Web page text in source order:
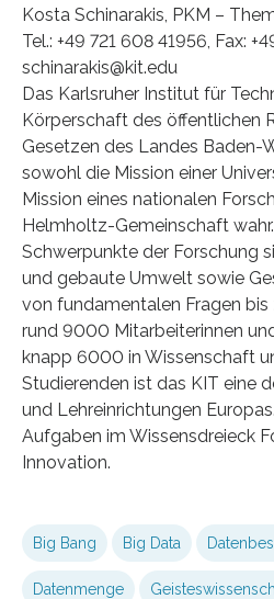
Kosta Schinarakis, PKM –
Tel.: +49 721 608 41956, Fax:
schinarakis@kit.edu
Das Karlsruher Institut für
Körperschaft des öffentlichen
Gesetzen des Landes Baden-
sowohl die Mission einer
Mission eines nationalen
Helmholtz-Gemeinschaft
Schwerpunkte der Forschung
und gebaute Umwelt sowie
von fundamentalen Fragen bis
rund 9000 Mitarbeiterinnen
knapp 6000 in Wissenschaft
Studierenden ist das KIT eine
und Lehreinrichtungen
Aufgaben im Wissensdreieck
Innovation.
Big Bang Big Data
Datenmenge